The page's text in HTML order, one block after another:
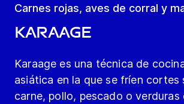
Carnes rojas, aves de corral y
Karaage
Karaage es una técnica de
asiática en la que se fríen cortes
carne, pollo, pescado o verduras